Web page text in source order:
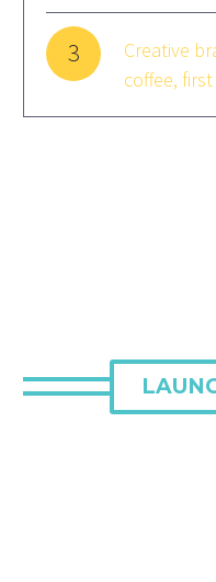
3
Creative
coffee,